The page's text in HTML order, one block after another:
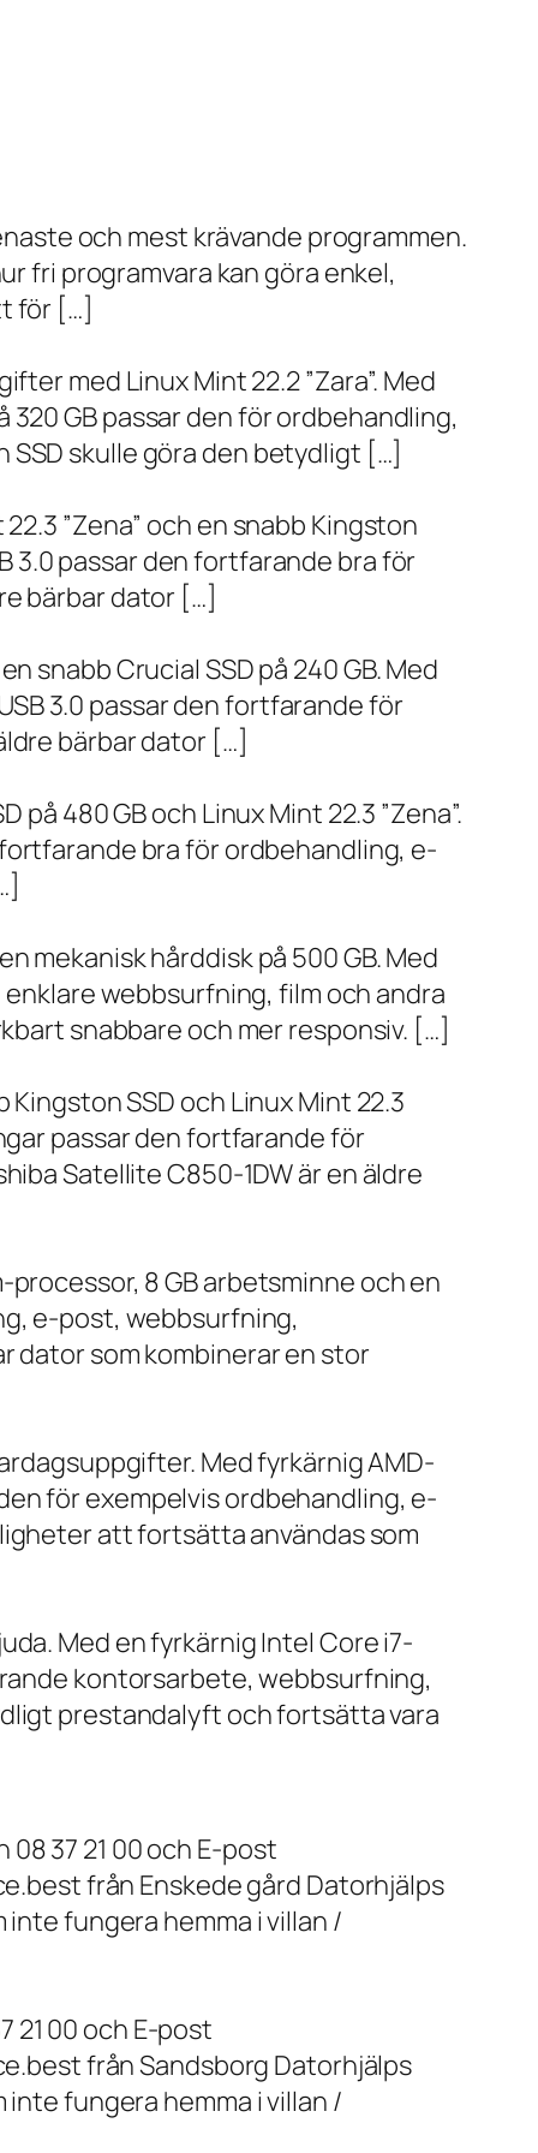
och mest krävande programmen.
fri programvara kan göra enkel,
för […]
med Linux Mint 22.2 ”Zara”. Med
GB passar den för ordbehandling,
skulle göra den betydligt […]
”Zena” och en snabb Kingston
3.0 passar den fortfarande bra för
bärbar dator […]
snabb Crucial SSD på 240 GB. Med
3.0 passar den fortfarande för
bärbar dator […]
480 GB och Linux Mint 22.3 ”Zena”.
bra för ordbehandling, e-
mekanisk hårddisk på 500 GB. Med
webbsurfning, film och andra
snabbare och mer responsiv. […]
SSD och Linux Mint 22.3
passar den fortfarande för
Satellite C850-1DW är en äldre
8 GB arbetsminne och en
e-post, webbsurfning,
dator som kombinerar en stor
Med fyrkärnig AMD-
för exempelvis ordbehandling, e-
att fortsätta användas som
Med en fyrkärnig Intel Core i7-
kontorsarbete, webbsurfning,
prestandalyft och fortsätta vara
37 21 00 och E-post
från Enskede gård Datorhjälps
fungera hemma i villan /
21 00 och E-post
från Sandsborg Datorhjälps
fungera hemma i villan /